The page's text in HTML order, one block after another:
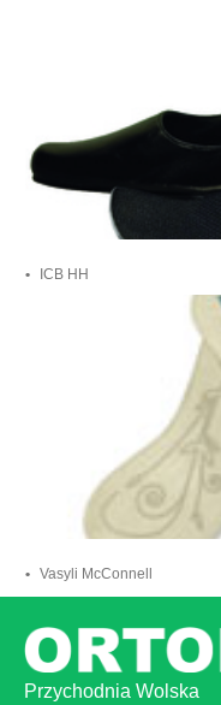
ICB HH
Vasyli McConnell
Przychodnia Wolska